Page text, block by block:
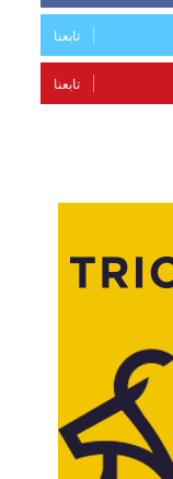
تابعنا
تابعنا